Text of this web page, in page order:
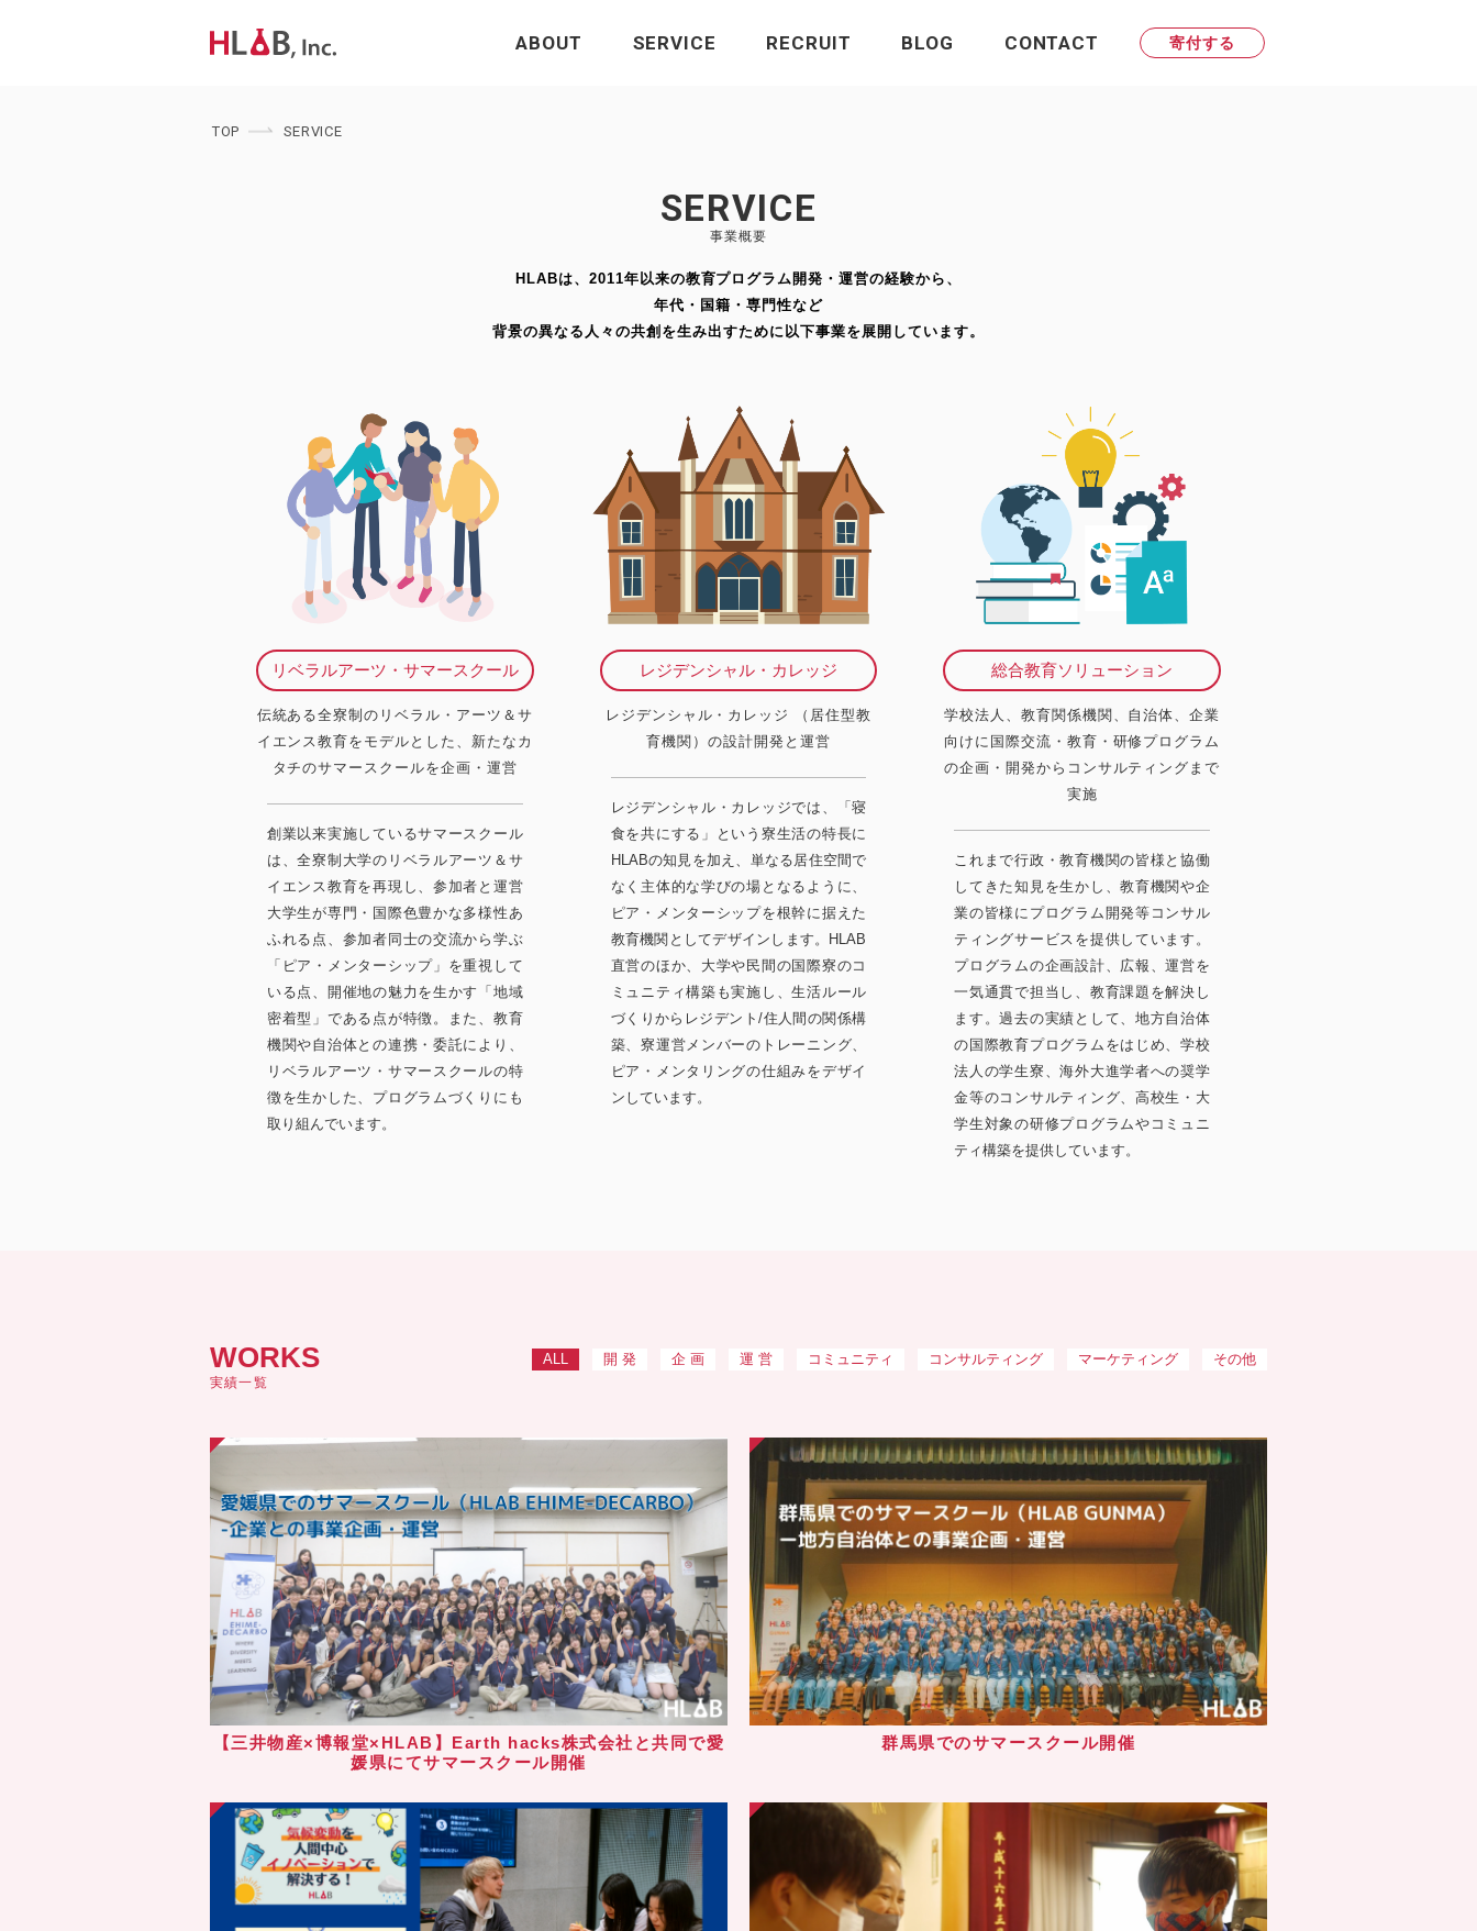
ABOUT SERVICE RECRUIT BLOG CONTACT 寄付する
TOP SERVICE
SERVICE
事業概要
HLABは、2011年以来の教育プログラム開発・運営の経験から、
年代・国籍・専門性など
背景の異なる人々の共創を生み出すために以下事業を展開しています。
リベラルアーツ・サマースクール
伝統ある全寮制のリベラル・アーツ＆サ
イエンス教育をモデルとした、新たなカ
タチのサマースクールを企画・運営
創業以来実施しているサマースクール
は、全寮制大学のリベラルアーツ＆サ
イエンス教育を再現し、参加者と運営
大学生が専門・国際色豊かな多様性あ
ふれる点、参加者同士の交流から学ぶ
「ピア・メンターシップ」を重視して
いる点、開催地の魅力を生かす「地域
密着型」である点が特徴。また、教育
機関や自治体との連携・委託により、
リベラルアーツ・サマースクールの特
徴を生かした、プログラムづくりにも
取り組んでいます。
レジデンシャル・カレッジ
レジデンシャル・カレッジ （居住型教
育機関）の設計開発と運営
レジデンシャル・カレッジでは、「寝
食を共にする」という寮生活の特長に
HLABの知見を加え、単なる居住空間で
なく主体的な学びの場となるように、
ピア・メンターシップを根幹に据えた
教育機関としてデザインします。HLAB
直営のほか、大学や民間の国際寮のコ
ミュニティ構築も実施し、生活ルール
づくりからレジデント/住人間の関係構
築、寮運営メンバーのトレーニング、
ピア・メンタリングの仕組みをデザイ
ンしています。
総合教育ソリューション
学校法人、教育関係機関、自治体、企業
向けに国際交流・教育・研修プログラム
の企画・開発からコンサルティングまで
実施
これまで行政・教育機関の皆様と協働
してきた知見を生かし、教育機関や企
業の皆様にプログラム開発等コンサル
ティングサービスを提供しています。
プログラムの企画設計、広報、運営を
一気通貫で担当し、教育課題を解決し
ます。過去の実績として、地方自治体
の国際教育プログラムをはじめ、学校
法人の学生寮、海外大進学者への奨学
金等のコンサルティング、高校生・大
学生対象の研修プログラムやコミュニ
ティ構築を提供しています。
WORKS
実績一覧
ALL 開 発 企 画 運 営 コミュニティ コンサルティング マーケティング その他
【三井物産×博報堂×HLAB】Earth hacks株式会社と共同で愛
媛県にてサマースクール開催
群馬県でのサマースクール開催